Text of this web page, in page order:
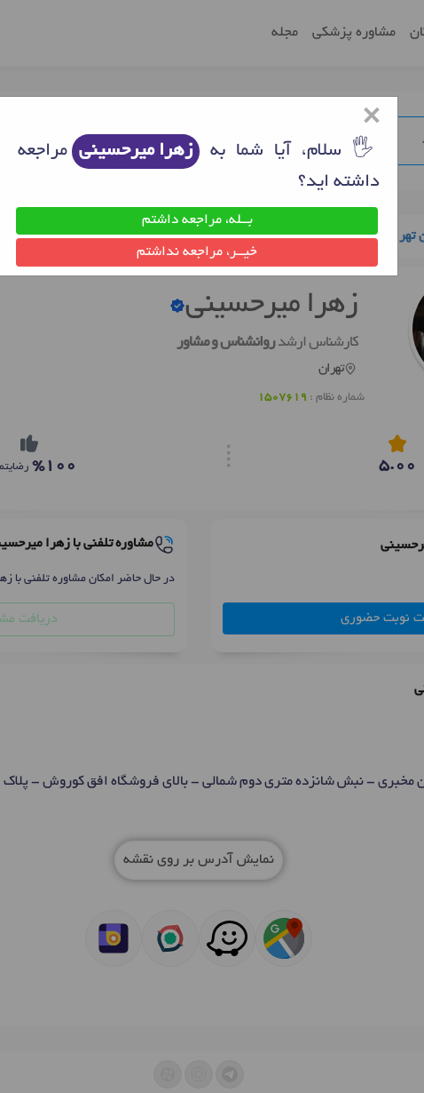
مشاوره پزشکی مجله
روانشناس خوب تهران زهرا میرحسینی
زهرا میرحسینی
کارشناس ارشدروانشناس و مشاور
تهران
شماره نظام : 1507619
5.00
%100
نوبت حضوری
مشاوره تلفنی با زهرا
در حال حاضر امکان مشاوره تلفنی با
دریافت
- نبش شانزده متری دوم شمالی - بالای فروشگاه افق کوروش - پلاک 201/1- واحد 2 - طبقه 2
نمایش آدرس بر روی نقشه
×
🖐 سلام، آیا شما به زهرا میرحسینی مراجعه
داشته اید؟
بــله، مراجعه داشتم
خیــر، مراجعه نداشتم